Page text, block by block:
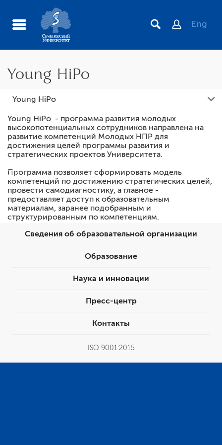
Eng
Young HiPo
Библиотека знаний
Контакты центра
Young HiPo
Young HiPo
Young HiPo - программа развития молодых
высокопотенциальных сотрудников направлена на
развитие компетенций Молодых НПР для
достижения целей программы развития и
стратегических проектов Университета.
Программа позволяет сформировать модель
компетенций по достижению стратегических целей,
провести самодиагностику, а главное -
предоставляет доступ к образовательным
материалам, заранее подобранным и
структурированным по компетенциям.
Сведения об образовательной организации
Образование
Наука и инновации
Пресс-центр
Контакты
ISO 9001:2015